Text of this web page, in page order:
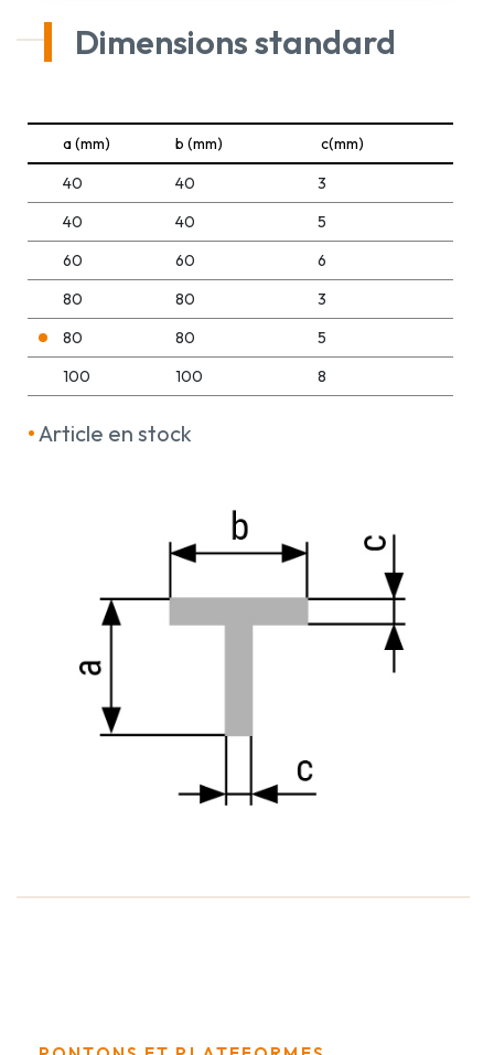
Dimensions standard
a (mm) b (mm)
c(mm)
40
40
3
40
40
5
60
60
6
80
80
3
80
80
5
100
100 8
• Article en stock